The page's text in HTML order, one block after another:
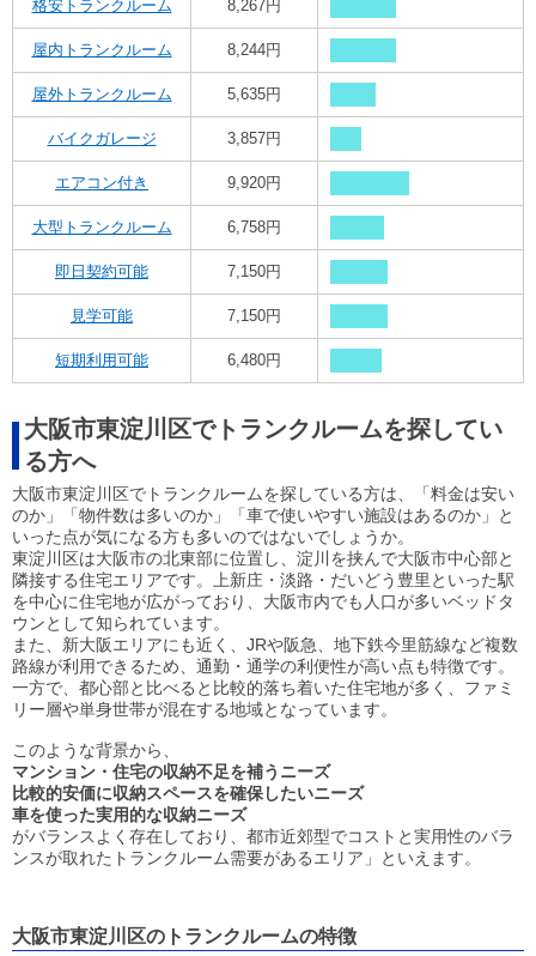
格安トランクルーム 8,267円
屋内トランクルーム 8,244円
屋外トランクルーム 5,635円
バイクガレージ 3,857円
エアコン付き 9,920円
大型トランクルーム 6,758円
即日契約可能 7,150円
見学可能 7,150円
短期利用可能 6,480円
大阪市東淀川区でトランクルームを探してい
る方へ
大阪市東淀川区でトランクルームを探している方は、「料金は安い
のか」「物件数は多いのか」「車で使いやすい施設はあるのか」と
いった点が気になる方も多いのではないでしょうか。
東淀川区は大阪市の北東部に位置し、淀川を挟んで大阪市中心部と
隣接する住宅エリアです。上新庄・淡路・だいどう豊里といった駅
を中心に住宅地が広がっており、大阪市内でも人口が多いベッドタ
ウンとして知られています。
また、新大阪エリアにも近く、JRや阪急、地下鉄今里筋線など複数
路線が利用できるため、通勤・通学の利便性が高い点も特徴です。
一方で、都心部と比べると比較的落ち着いた住宅地が多く、ファミ
リー層や単身世帯が混在する地域となっています。
このような背景から、
マンション・住宅の収納不足を補うニーズ
比較的安価に収納スペースを確保したいニーズ
車を使った実用的な収納ニーズ
がバランスよく存在しており、都市近郊型でコストと実用性のバラ
ンスが取れたトランクルーム需要があるエリア」といえます。
大阪市東淀川区のトランクルームの特徴